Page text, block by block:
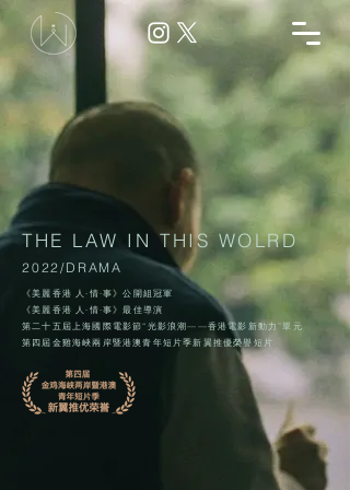
THE LAW IN THIS WOLRD
2022/DRAMA
《美麗香港 人‧情‧事》公開組冠軍
《美麗香港 人‧情‧事》最佳導演
第二十五屆上海國際電影節“光影浪潮——香港電影新動力”單元
第四屆金雞海峽兩岸暨港澳青年短片季新翼推優榮譽短片